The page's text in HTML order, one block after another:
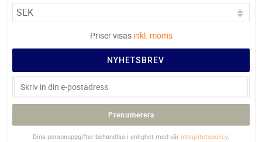
Priser visas inkl. moms
NYHETSBREV
Prenumerera
Dina personuppgifter behandlas i enlighet med vår integritetspolicy.